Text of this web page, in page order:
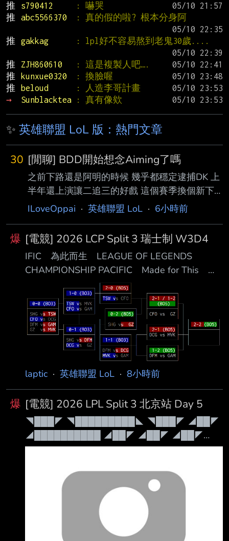
推
s790412 : 嚇哭
推
abc5566370
: 真的假的啦? 根本分身阿
推
gakkag
: lpl好不容易熬到老鬼30歲....
推
ZJH860610 : 這是複製人吧….
推
kunxue0320 : 換臉喔
推
beloud : 人造李哥計畫
→
Sunblacktea : 真有像欸
✨ 英雄聯盟 LoL 版：熱門文章
30 [閒聊] BDD開始想念Aiming了嗎
之前下路還是阿明的時候 幾乎都穩定逮捕DK 上
半年還上演讓二追三的好戲 這個賽季換個新下
路 被把把穿線就算了 玩AP下路被傳統AD打到
ILoveOppai · 英雄聯盟 LoL · 6小時前
爆 [電競] 2026 LCP Split 3 瑞士制 W3D4
IFIC 為此而生 LEAGUE OF LEGENDS
CHAMPIONSHIP PACIFIC Made for This
LEAGU ██ ◢█████ ████████ ██
◢██████ ████████ ██ ◢██◤ ██ ██
██ ██◤ ██ ██ ██ ██ ██ ██ ██ ██ █◤
◢██ ██ ██ ████████ ██ ██
███████◤ ██ ██◣ ███ █◤ ◥██◣ ███
███████ ◥██████ ███ ███████
◥█████ ███ 202
laptic · 英雄聯盟 LoL · 8小時前
爆 [電競] 2026 LPL Split 3 北京站 Day 5
◥███◤ ◥█████████◣ ◥███◤ ◢██◤
◢██████████ ◢██◤ ◢██◤ ◢██◤
◢██◤ ◢██◤ ◢██◤ ◢██◤ ◢██◤
◢██◤ ◢██◤◥██████◤ ◢██◤ ◢██◤
◢██◤ ◢██◤ ◢████████◤ ◢██◤
◢████████◤ ◢████████◤ ◢██◤
◢████████◤ Patch 26.15 禁茂凱 無畏競巔
峰 第三站：北京・英特爾電競中心 本日賽程：